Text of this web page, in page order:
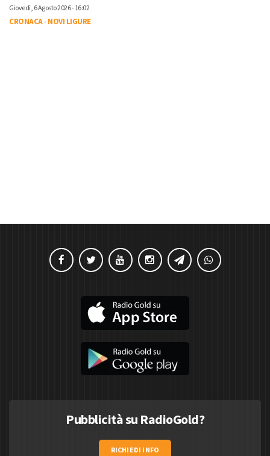
Giovedì, 6 Agosto 2026 - 16:02
CRONACA-NOVI LIGURE
Pubblicità su RadioGold?
RICHIEDI INFO